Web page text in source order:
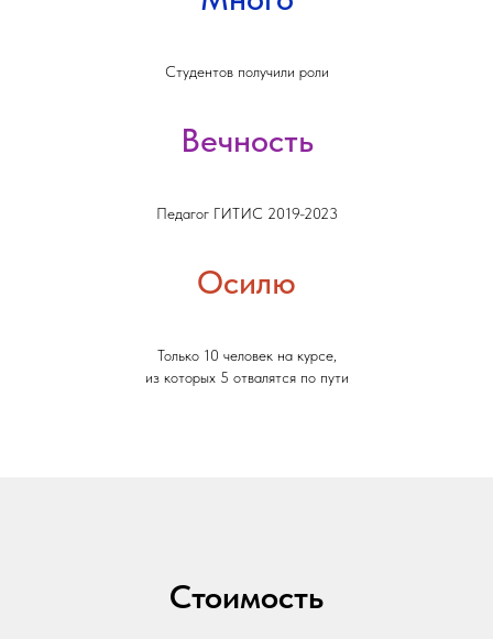
Студентов получили роли
Вечность
Педагог ГИТИС 2019-2023
Осилю
Только 10 человек на курсе,
из которых 5 отвалятся по пути
Стоимость